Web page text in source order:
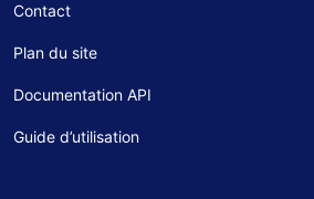
Contact
Plan du site
Documentation API
Guide d’utilisation